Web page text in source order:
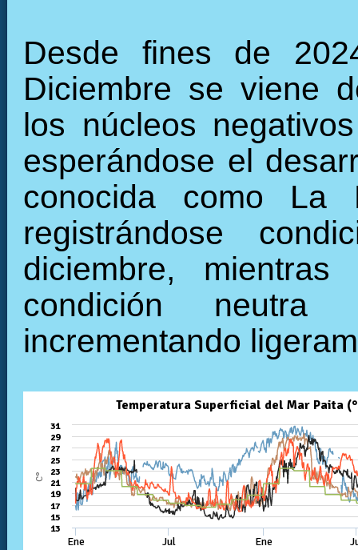
Desde fines de
Diciembre se viene
los núcleos
esperándose el
conocida como La
registrándose
diciembre,
condición
incrementando